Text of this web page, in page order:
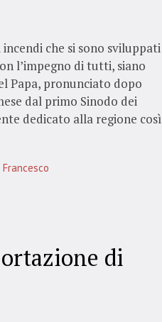
che si sono sviluppati
l’impegno di tutti, siano
Papa, pronunciato dopo
dal primo Sinodo dei
dedicato alla regione così
Francesco
di